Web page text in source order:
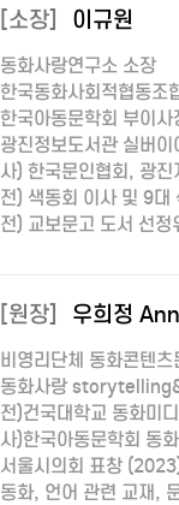
[소장] 이규원
동화사랑연구소 소장
한국동화사회적협동조
한국아동문학회 부이사
광진정보도서관 실버
사) 한국문인협회, 광
전) 색동회 이사 및 9대
전) 교보문고 도서 선
[원장] 우희정 Ann
비영리단체 동화콘텐츠
동화사랑
전)건국대학교 동화미
사)한국아동문학회 동
서울시의회 표창
동화, 언어 관련 교재,